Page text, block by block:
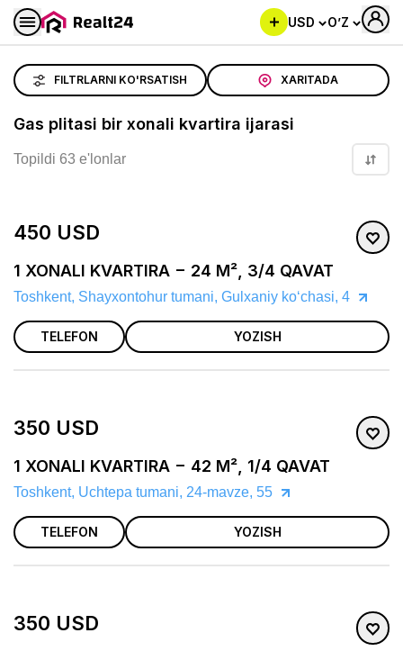
USD O’Z
FILTRLARNI KO'RSATISH XARITADA
Gas plitasi bir xonali kvartira ijarasi
Topildi 63 e'lonlar
450 USD
1 XONALI KVARTIRA − 24 M², 3/4 QAVAT
Toshkent, Shayxontohur tumani, Gulxaniy koʻchasi, 4
TELEFON YOZISH
350 USD
1 XONALI KVARTIRA − 42 M², 1/4 QAVAT
Toshkent, Uchtepa tumani, 24-mavze, 55
TELEFON YOZISH
350 USD